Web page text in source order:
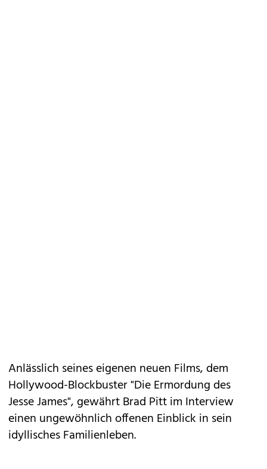
Anlässlich seines eigenen neuen Films, dem
Hollywood-Blockbuster "Die Ermordung des
Jesse James", gewährt Brad Pitt im Interview
einen ungewöhnlich offenen Einblick in sein
idyllisches Familienleben.